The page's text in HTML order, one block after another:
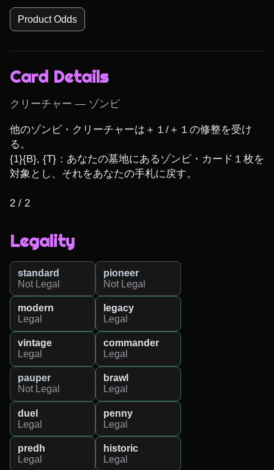
Product Odds
Card Details
クリーチャー — ゾンビ
他のゾンビ・クリーチャーは＋１/＋１の修整を受け
る。
{1}{B}, {T}：あなたの墓地にあるゾンビ・カード１枚を
対象とし、それをあなたの手札に戻す。
2 / 2
Legality
standard
Not Legal
pioneer
Not Legal
modern
Legal
legacy
Legal
vintage
Legal
commander
Legal
pauper
Not Legal
brawl
Legal
duel
Legal
penny
Legal
predh
Legal
historic
Legal